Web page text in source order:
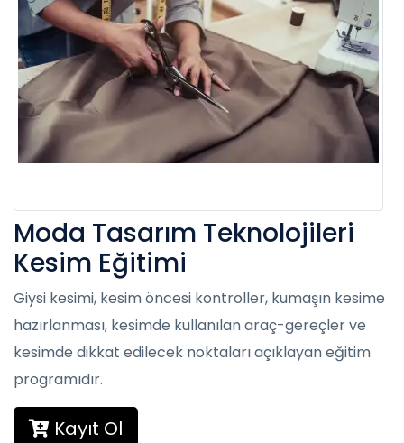
Moda Tasarım Teknolojileri
Kesim Eğitimi
Giysi kesimi, kesim öncesi kontroller, kumaşın kesime
hazırlanması, kesimde kullanılan araç-gereçler ve
kesimde dikkat edilecek noktaları açıklayan eğitim
programıdır.
Kayıt Ol